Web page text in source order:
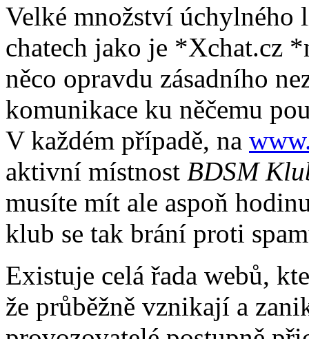
Velké množství úchylného
chatech jako je *Xchat.cz
něco opravdu zásadního
komunikace ku něčemu
V každém případě, na
aktivní místnost BDSM
musíte mít ale aspoň
klub se tak brání proti
Existuje celá řada webů,
že průběžně vznikají a